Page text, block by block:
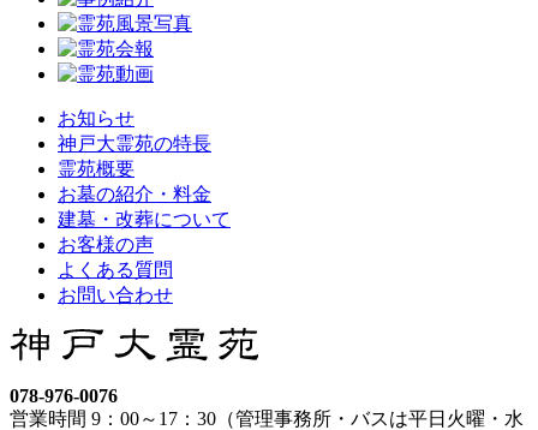
お知らせ
神戸大霊苑の特長
霊苑概要
お墓の紹介・料金
建墓・改葬について
お客様の声
よくある質問
お問い合わせ
078-976-0076
営業時間 9：00～17：30（管理事務所・バスは平日火曜・水